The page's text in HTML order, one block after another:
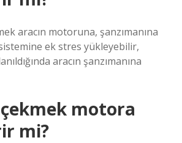
aracın motoruna, şanzımanına
ek stres yükleyebilir,
aracın şanzımanına
motora
mi?